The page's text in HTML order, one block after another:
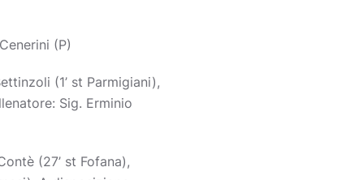
(P)
(1’ st Parmigiani),
Sig. Erminio
(27’ st Fofana),